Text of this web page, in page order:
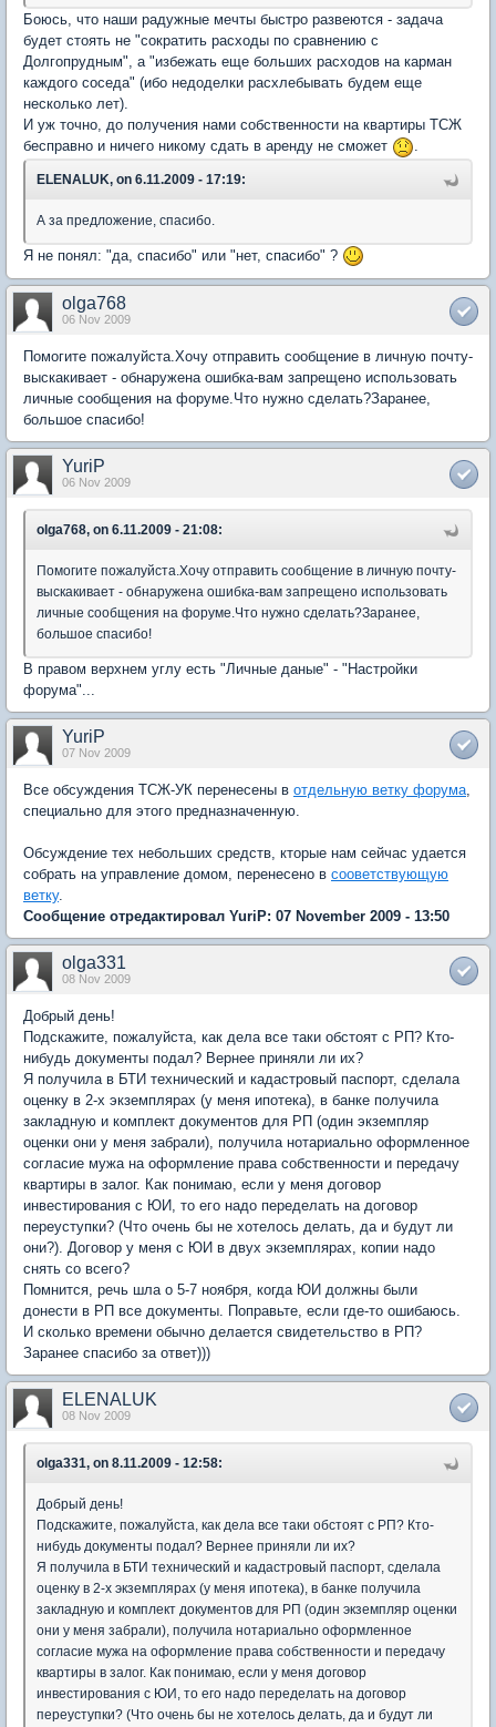
Боюсь, что наши радужные мечты быстро развеются - задача
будет стоять не "сократить расходы по сравнению с
Долгопрудным", а "избежать еще больших расходов на карман
каждого соседа" (ибо недоделки расхлебывать будем еще
несколько лет).
И уж точно, до получения нами собственности на квартиры ТСЖ
бесправно и ничего никому сдать в аренду не сможет
.
ELENALUK, on 6.11.2009 - 17:19:
А за предложение, спасибо.
Я не понял: "да, спасибо" или "нет, спасибо" ?
olga768
06 Nov 2009
Помогите пожалуйста.Хочу отправить сообщение в личную почту-
выскакивает - обнаружена ошибка-вам запрещено использовать
личные сообщения на форуме.Что нужно сделать?Заранее,
большое спасибо!
YuriP
06 Nov 2009
olga768, on 6.11.2009 - 21:08:
Помогите пожалуйста.Хочу отправить сообщение в личную почту-
выскакивает - обнаружена ошибка-вам запрещено использовать
личные сообщения на форуме.Что нужно сделать?Заранее,
большое спасибо!
В правом верхнем углу есть "Личные даные" - "Настройки
форума"...
YuriP
07 Nov 2009
Все обсуждения ТСЖ-УК перенесены в отдельную ветку форума,
специально для этого предназначенную.
Обсуждение тех небольших средств, кторые нам сейчас удается
собрать на управление домом, перенесено в сооветствующую
ветку.
Сообщение отредактировал YuriP: 07 November 2009 - 13:50
olga331
08 Nov 2009
Добрый день!
Подскажите, пожалуйста, как дела все таки обстоят с РП? Кто-
нибудь документы подал? Вернее приняли ли их?
Я получила в БТИ технический и кадастровый паспорт, сделала
оценку в 2-х экземплярах (у меня ипотека), в банке получила
закладную и комплект документов для РП (один экземпляр
оценки они у меня забрали), получила нотариально оформленное
согласие мужа на оформление права собственности и передачу
квартиры в залог. Как понимаю, если у меня договор
инвестирования с ЮИ, то его надо переделать на договор
переуступки? (Что очень бы не хотелось делать, да и будут ли
они?). Договор у меня с ЮИ в двух экземплярах, копии надо
снять со всего?
Помнится, речь шла о 5-7 ноября, когда ЮИ должны были
донести в РП все документы. Поправьте, если где-то ошибаюсь.
И сколько времени обычно делается свидетельство в РП?
Заранее спасибо за ответ)))
ELENALUK
08 Nov 2009
olga331, on 8.11.2009 - 12:58:
Добрый день!
Подскажите, пожалуйста, как дела все таки обстоят с РП? Кто-
нибудь документы подал? Вернее приняли ли их?
Я получила в БТИ технический и кадастровый паспорт, сделала
оценку в 2-х экземплярах (у меня ипотека), в банке получила
закладную и комплект документов для РП (один экземпляр оценки
они у меня забрали), получила нотариально оформленное
согласие мужа на оформление права собственности и передачу
квартиры в залог. Как понимаю, если у меня договор
инвестирования с ЮИ, то его надо переделать на договор
переуступки? (Что очень бы не хотелось делать, да и будут ли